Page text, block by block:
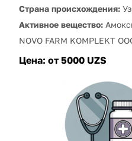
Страна происхождения:
Активное вещество:
NOVO FARM KOMPLEKT
Цена: от 5000 UZS